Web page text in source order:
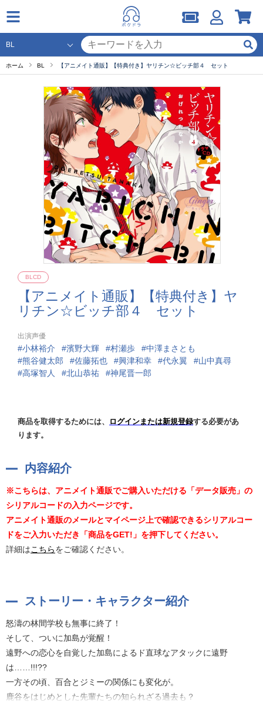
ホーム BL 【アニメイト通販】【特典付き】ヤリチン☆ビッチ部４ セット
【アニメイト通販】【特典付き】ヤ
リチン☆ビッチ部４ セット
BLCD
出演声優
小林裕介 濱野大輝 村瀬歩
中澤まさとも
熊谷健太郎
佐藤拓也 興津和幸 代永翼
山中真尋
高塚智人
北山恭祐 神尾晋一郎
商品を取得するためには、 ログインまたは新規登録する必要があ
ります。
内容紹介
※こちらは、アニメイト通販でご購入いただける「データ販売」の
シリアルコードの入力ページです。
アニメイト通販のメールとマイページ上で確認できるシリアルコー
ドをご入力いただき「商品をGET!」を押下してください。
詳細はこちらをご確認ください。
ストーリー・キャラクター紹介
怒濤の林間学校も無事に終了！
そして、ついに加島が覚醒！
遠野への恋心を自覚した加島によるド直球なアタックに遠野
は……!!!??
一方その頃、百合とジミーの関係にも変化が。
鹿谷をはじめとした先輩たちの知られざる過去も？